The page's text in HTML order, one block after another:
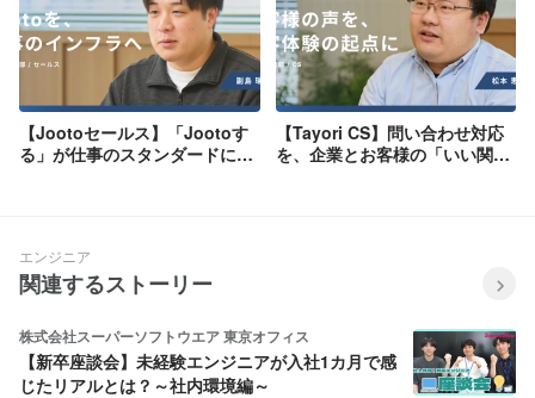
【Jootoセールス】「Jootoす
る」が仕事のスタンダードにな
【Tayori CS】問い合わせ対応
を、企業とお客様の「いい関
エンジニア
関連するストーリー
株式会社スーパーソフトウエア 東京オフィス
【新卒座談会】未経験エンジニアが入社1カ月で感
じたリアルとは？～社内環境編～